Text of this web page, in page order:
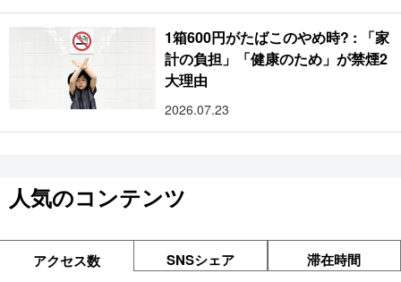
1箱600円がたばこのやめ時? : 「家
計の負担」「健康のため」が禁煙2
大理由
2026.07.23
人気のコンテンツ
アクセス数 SNSシェア 滞在時間